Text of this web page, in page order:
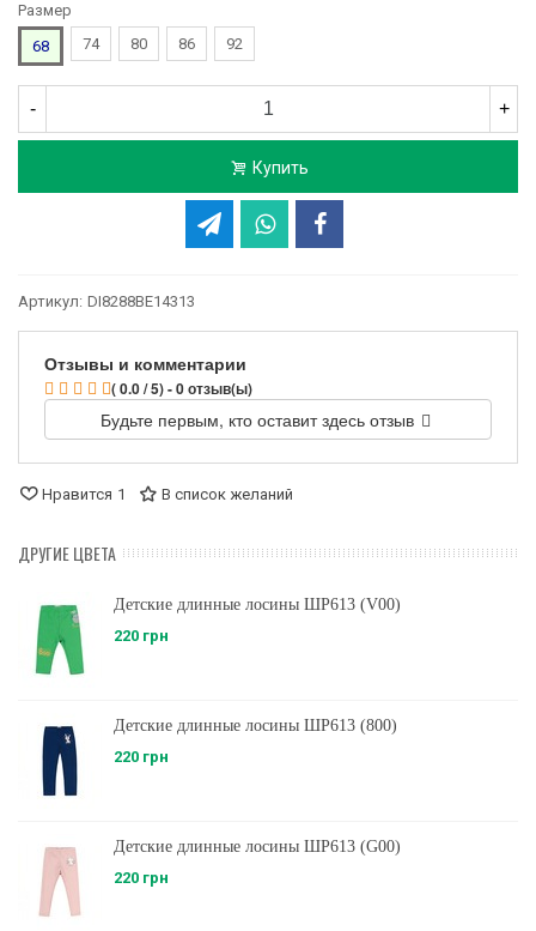
Размер
68
74 80 86 92
- +
Купить
Артикул: DI8288BE14313
Отзывы и комментарии
( 0.0 / 5) - 0 отзыв(ы)
Будьте первым, кто оставит здесь отзыв
Нравится 1 В список желаний
ДРУГИЕ ЦВЕТА
Детские длинные лосины ШР613 (V00)
220 грн
Детские длинные лосины ШР613 (800)
220 грн
Детские длинные лосины ШР613 (G00)
220 грн